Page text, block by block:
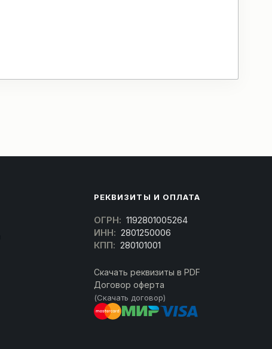
РЕКВИЗИТЫ И ОПЛАТА
ОГРН: 1192801005264
ИНН: 2801250006
КПП: 280101001
Скачать реквизиты в PDF
Договор оферта
(Скачать договор)